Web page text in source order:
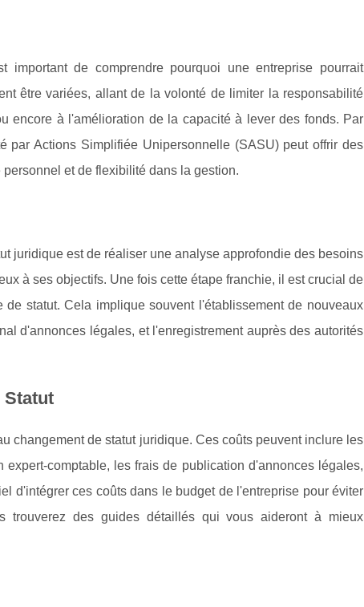
de comprendre pourquoi une entreprise pourrait
être variées, allant de la volonté de limiter la responsabilité
encore à l'amélioration de la capacité à lever des fonds. Par
Actions Simplifiée Unipersonnelle (SASU) peut offrir des
et de flexibilité dans la gestion.
juridique est de réaliser une analyse approfondie des besoins
à ses objectifs. Une fois cette étape franchie, il est crucial de
statut. Cela implique souvent l'établissement de nouveaux
d'annonces légales, et l'enregistrement auprès des autorités
Statut
changement de statut juridique. Ces coûts peuvent inclure les
comptable, les frais de publication d'annonces légales,
d'intégrer ces coûts dans le budget de l'entreprise pour éviter
trouverez des guides détaillés qui vous aideront à mieux